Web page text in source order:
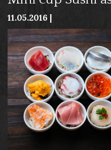
11.05.2016 |